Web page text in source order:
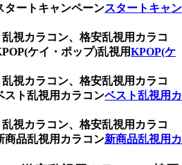
タートキャンペーンスタートキャン
視カラコン、格安乱視用カラコ
ケイ・ポップ)乱視用KPOP(ケ
視カラコン、格安乱視用カラコ
スト乱視用カラコンベスト乱視用カ
視カラコン、格安乱視用カラコ
商品乱視用カラコン新商品乱視用カ